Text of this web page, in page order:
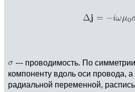
--- проводимость. По
компоненту вдоль оси провода, а
радиальной переменной,